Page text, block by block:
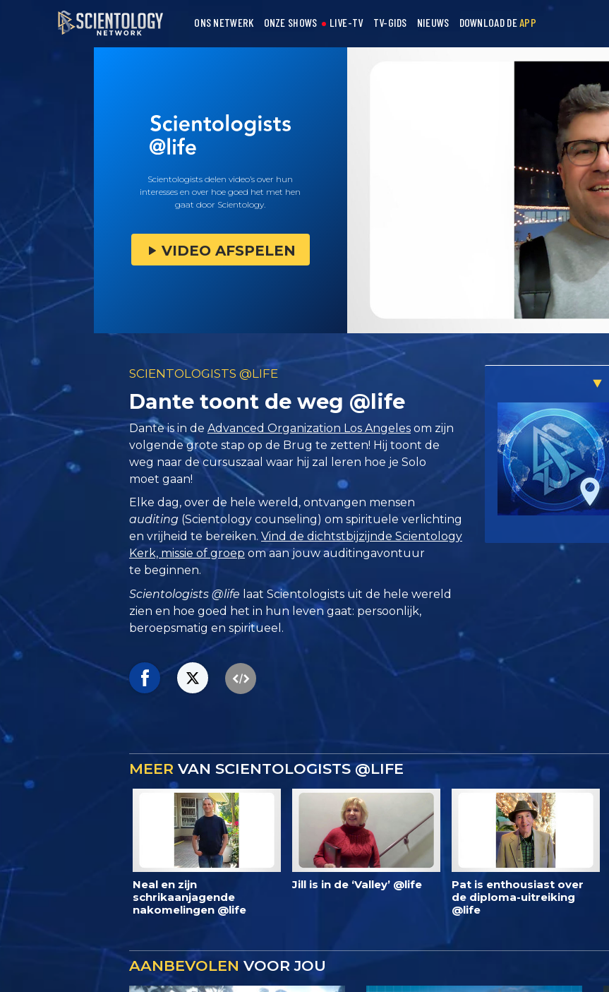
ONS NETWERK ONZE SHOWS LIVE-TV TV-GIDS NIEUWS DOWNLOAD DEAPP
Scientologists delen video’s over hun
interesses en over hoe goed het met hen
gaat door Scientology.
VIDEO AFSPELEN
SCIENTOLOGISTS @LIFE
Dante toont de weg @life
Dante is in deAdvanced Organization Los Angeles om zijn
volgende grote stap op de Brug te zetten! Hij toont de
weg naar de cursuszaal waar hij zal leren hoe je Solo
moet gaan!
Elke dag, over de hele wereld, ontvangen mensen
auditing (Scientology counseling) om spirituele verlichting
en vrijheid te bereiken.Vind de dichtstbijzijnde Scientology
Kerk, missie of groepom aan jouw auditingavontuur
te beginnen.
Scientologists @life laat Scientologists uit de hele wereld
zien en hoe goed het in hun leven gaat: persoonlijk,
beroepsmatig en spiritueel.
MEER VAN SCIENTOLOGISTS @LIFE
Neal en zijn
schrikaanjagende
nakomelingen @life
Jill is in de ‘Valley’ @life
Pat is enthousiast over
de diploma-uitreiking
@life
AANBEVOLEN VOOR JOU